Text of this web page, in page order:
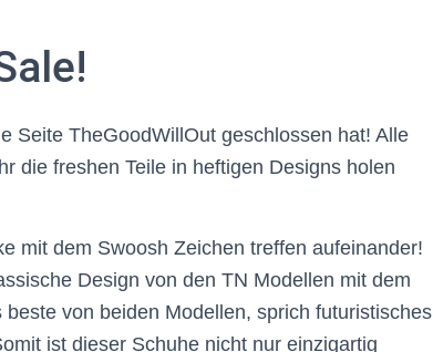
Seite TheGoodWillOut geschlossen hat! Alle
die freshen Teile in heftigen Designs holen
mit dem Swoosh Zeichen treffen aufeinander!
Design von den TN Modellen mit dem
von beiden Modellen, sprich futuristisches
ist dieser Schuhe nicht nur einzigartig